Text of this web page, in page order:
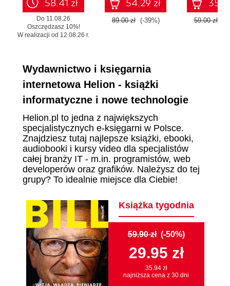
58.41 zł
Do 11.08.26
Oszczędzasz 10%!
W realizacji od 12.08.26 r.
54.29 zł
89.00 zł (-39%) 59.00 zł
Wydawnictwo i księgarnia
internetowa Helion - książki
informatyczne i nowe technologie
Helion.pl to jedna z największych
specjalistycznych e-księgarni w Polsce.
Znajdziesz tutaj najlepsze książki, ebooki,
audiobooki i kursy video dla specjalistów
całej branży IT - m.in. programistów, web
developerów oraz grafików. Należysz do tej
grupy? To idealnie miejsce dla Ciebie!
Książka tygodnia
59.90 zł (-50%)
29.95 zł
35.94 zł
najniższa cena z 30 dni